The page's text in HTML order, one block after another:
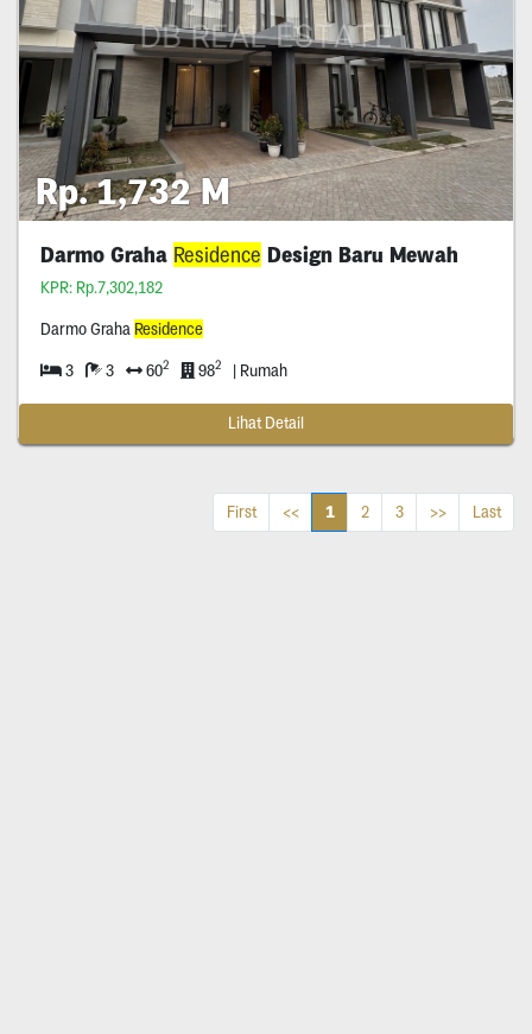
Rp. 1,732 M
Darmo Graha Residence Design Baru Mewah
KPR: Rp.7,302,182
Darmo Graha Residence
3 3 602 982 | Rumah
Lihat Detail
First << 1 2 3 >> Last